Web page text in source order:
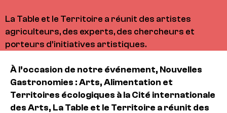
La Table et le Territoire a réunit des artistes
agriculteurs, des experts, des chercheurs et
porteurs d’initiatives artistiques.
À l’occasion de notre événement, Nouvelles
Gastronomies : Arts, Alimentation et
Territoires écologiques à la Cité internationale
des Arts, La Table et le Territoire a réunit des